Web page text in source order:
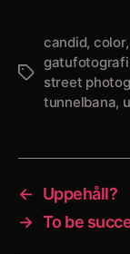
Etiketter
candid, color
gatufotografi
street
tunnelbana,
←
Uppehåll?
→ To be